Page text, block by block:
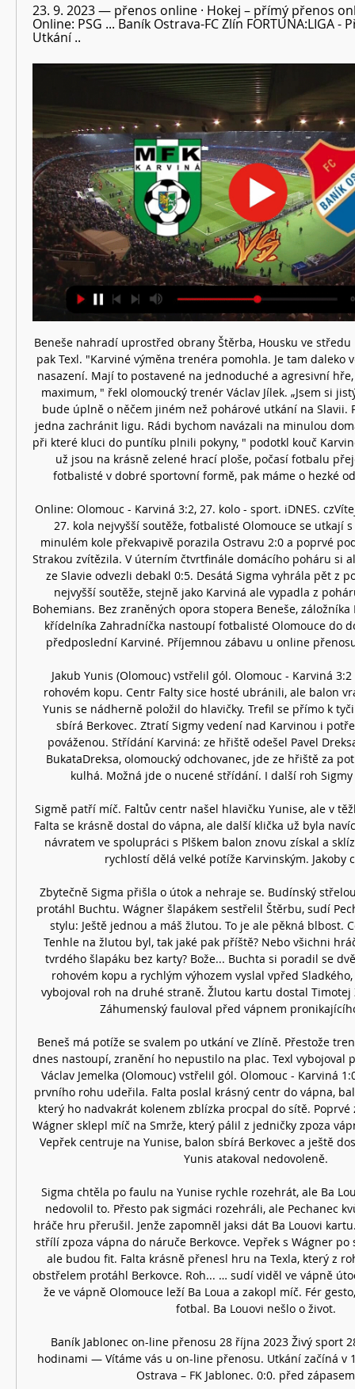
23. 9. 2023 — přenos online · Hokej – přímý přenos
Online: PSG ... Baník Ostrava-FC Zlín FORTUNA:LIGA
Utkání ..
Beneše nahradí uprostřed obrany Štěrba, Housku ve středu
pak Texl. "Karviné výměna trenéra pomohla. Je tam daleko
nasazení. Mají to postavené na jednoduché a agresivní
maximum, " řekl olomoucký trenér Václav Jílek. „Jsem si
bude úplně o něčem jiném než pohárové utkání na Slavii.
jedna zachránit ligu. Rádi bychom navázali na minulou
při které kluci do puntíku plnili pokyny, " podotkl kouč
už jsou na krásně zelené hrací ploše, počasí fotbalu
fotbalisté v dobré sportovní formě, pak máme o hezké
Online: Olomouc - Karviná 3:2, 27. kolo - sport. iDNES.
27. kola nejvyšší soutěže, fotbalisté Olomouce se utkají
minulém kole překvapivě porazila Ostravu 2:0 a poprvé
Strakou zvítězila. V úterním čtvrtfinále domácího poháru si
ze Slavie odvezli debakl 0:5. Desátá Sigma vyhrála pět z
nejvyšší soutěže, stejně jako Karviná ale vypadla z
Bohemians. Bez zraněných opora stopera Beneše,
křídelníka Zahradníčka nastoupí fotbalisté Olomouce do
předposlední Karviné. Příjemnou zábavu u online
Jakub Yunis (Olomouc) vstřelil gól. Olomouc - Karviná
rohovém kopu. Centr Falty sice hosté ubránili, ale balon
Yunis se nádherně položil do hlavičky. Trefil se přímo k
sbírá Berkovec. Ztratí Sigmy vedení nad Karvinou i
pováženou. Střídání Karviná: ze hřiště odešel Pavel
BukataDreksa, olomoucký odchovanec, jde ze hřiště za
kulhá. Možná jde o nucené střídání. I další roh
Sigmě patří míč. Faltův centr našel hlavičku Yunise, ale v
Falta se krásně dostal do vápna, ale další klička už byla
návratem ve spolupráci s Plškem balon znovu získal a
rychlostí dělá velké potíže Karvinským.
Zbytečně Sigma přišla o útok a nehraje se. Budínský
protáhl Buchtu. Wágner šlapákem sestřelil Štěrbu, sudí
stylu: Ještě jednou a máš žlutou. To je ale pěkná blbost.
Tenhle na žlutou byl, tak jaké pak příště? Nebo všichni
tvrdého šlapáku bez karty? Bože... Buchta si poradil se
rohovém kopu a rychlým výhozem vyslal vpřed
vybojoval roh na druhé straně. Žlutou kartu dostal Timotej
Záhumenský fauloval před vápnem
Beneš má potíže se svalem po utkání ve Zlíně. Přestože
dnes nastoupí, zranění ho nepustilo na plac. Texl vybojoval
Václav Jemelka (Olomouc) vstřelil gól. Olomouc - Karviná
prvního rohu udeřila. Falta poslal krásný centr do vápna,
který ho nadvakrát kolenem zblízka procpal do sítě.
Wágner sklepl míč na Smrže, který pálil z jedničky zpoza
Vepřek centruje na Yunise, balon sbírá Berkovec a ještě
Yunis atakoval nedovoleně.
Sigma chtěla po faulu na Yunise rychle rozehrát, ale Ba
nedovolil to. Přesto pak sigmáci rozehráli, ale Pechanec
hráče hru přerušil. Jenže zapomněl jaksi dát Ba Louovi
střílí zpoza vápna do náruče Berkovce. Vepřek s Wágner
ale budou fit. Falta krásně přenesl hru na Texla, který z
obstřelem protáhl Berkovce. Roh... … sudí viděl ve vápně
že ve vápně Olomouce leží Ba Loua a zakopl míč. Fér
fotbal. Ba Louovi nešlo o život.
Baník Jablonec on-line přenosu 28 října 2023 Živý sport
hodinami — Vítáme vás u on-line přenosu. Utkání začíná v
Ostrava – FK Jablonec. 0:0. před